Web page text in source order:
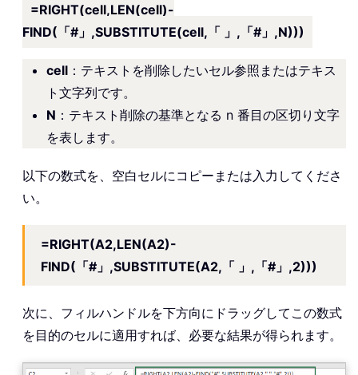
=RIGHT(cell,LEN(cell)-
FIND(「#」,SUBSTITUTE(cell,「 」,「#」,N)))
cell ：テキストを削除したいセル参照またはテキス
ト文字列です。
N ：テキスト削除の基準となる n 番目の区切り文字
を表します。
以下の数式を、空白セルにコピーまたは入力してくださ
い。
=RIGHT(A2,LEN(A2)-
FIND(「#」,SUBSTITUTE(A2,「 」,「#」,2)))
次に、フィルハンドルを下方向にドラッグしてこの数式
を目的のセルに適用すれば、必要な結果が得られます。